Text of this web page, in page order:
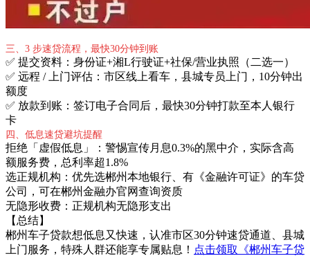
三、3 步速贷流程，最快30分钟到账
✅ 提交资料：身份证+湘L行驶证+社保/营业执照（二选一）
✅ 远程 / 上门评估：市区线上看车，县城专员上门，10分钟出
额度
✅ 放款到账：签订电子合同后，最快30分钟打款至本人银行
卡
四、低息速贷避坑提醒
拒绝「虚假低息」：警惕宣传月息0.3%的黑中介，实际含高
额服务费，总利率超1.8%
选正规机构：优先选郴州本地银行、有《金融许可证》的车贷
公司，可在郴州金融办官网查询资质
无隐形收费：正规机构无隐形支出
【总结】
郴州车子贷款想低息又快速，认准市区30分钟速贷通道、县城
上门服务，特殊人群还能享专属贴息！ 点击领取《郴州车子贷